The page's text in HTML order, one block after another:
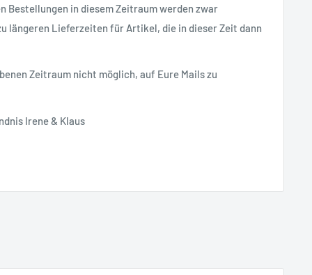
Bestellungen in diesem Zeitraum werden zwar
längeren Lieferzeiten für Artikel, die in dieser Zeit dann
Zeitraum nicht möglich, auf Eure Mails zu
Irene & Klaus